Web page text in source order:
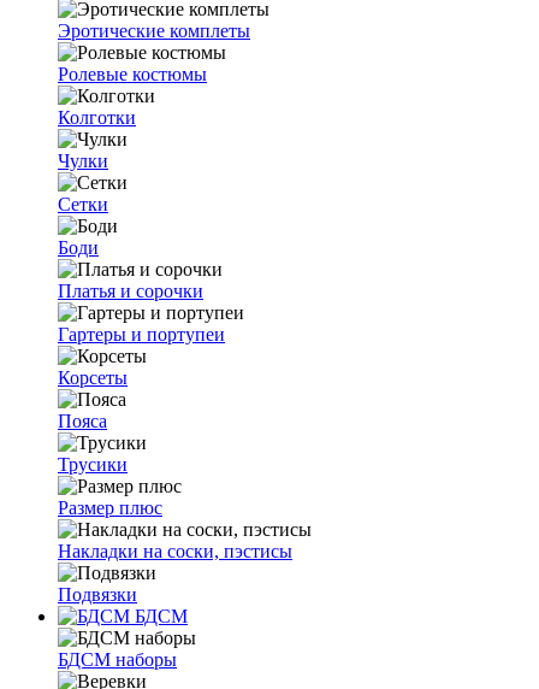
Эротические комплеты
Ролевые костюмы
Колготки
Чулки
Сетки
Боди
Платья и сорочки
Гартеры и портупеи
Корсеты
Пояса
Трусики
Размер плюс
Накладки на соски, пэстисы
Подвязки
БДСМ
БДСМ наборы